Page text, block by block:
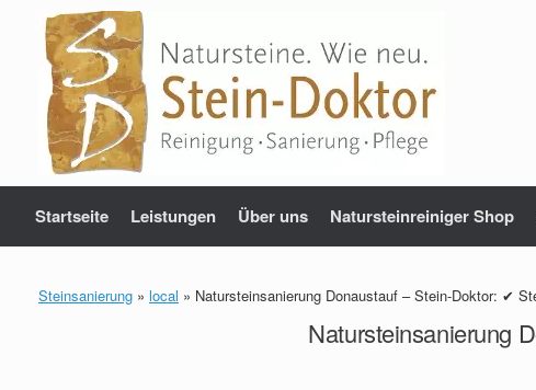
springen
Startseite Leistungen Über uns Natursteinreiniger Shop
Steinsanierung » local » Natursteinsanierung Donaustauf – Stein-Doktor: ✔
Natursteinsanierung